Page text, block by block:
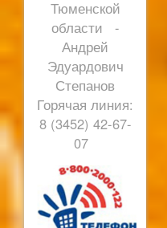
Тюменской
области -
Андрей
Эдуардович
Степанов
Горячая линия:
8 (3452) 42-67-
07